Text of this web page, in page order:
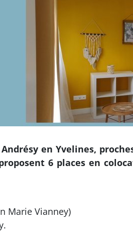
en Yvelines,
6 places en
Marie Vianney)